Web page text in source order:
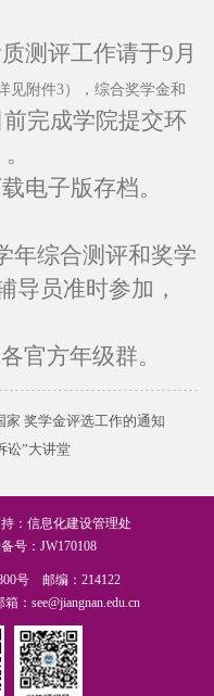
测评工作请于9 月
见附件3），综合奖学金和
前完成学院提交环
电子版存档。
年综合测评和奖学
导员准时参加 ，
官方年级群。
家 奖学金评选工作的通知
讼”大讲堂
：信息化建设管理处
号：JW170108
号 邮编：214122
：see@jiangnan.edu.cn